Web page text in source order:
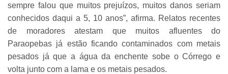
sempre falou que muitos prejuízos, muitos danos seriam
conhecidos daqui a 5, 10 anos”, afirma. Relatos recentes
de moradores atestam que muitos afluentes do
Paraopebas já estão ficando contaminados com metais
pesados já que a água da enchente sobe o Córrego e
volta junto com a lama e os metais pesados.